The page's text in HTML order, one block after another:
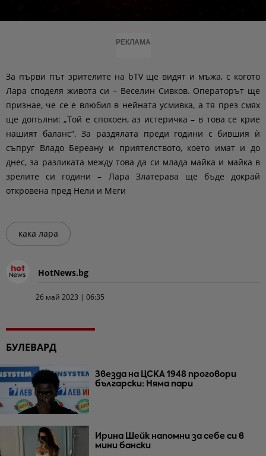
РЕКЛАМА
За първи път зрителите на bTV ще видят и мъжа, с когото
Лара споделя живота си – Веселин Сивков. Операторът ще
признае, че се е влюбил в нейната усмивка, а тя през смях
ще допълни:„Той е спокоен, аз истеричка – в това се крие
нашият баланс“. За раздялата преди години с бившия ѝ
съпруг Владо Береану и приятелството, което имат и до
днес, за разликата между това да си млада майка и майка в
зрелите си години – Лара Златерава ще бъде докрай
откровена пред Нели и Меги
кака лара
HotNews.bg
26 май 2023 | 06:35
БУЛЕВАРД
Звезда на ЦСКА 1948 проговори
български: Няма пари
Ирина Шейк напомни за себе си в
мини бански